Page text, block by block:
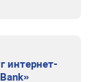
интернет-